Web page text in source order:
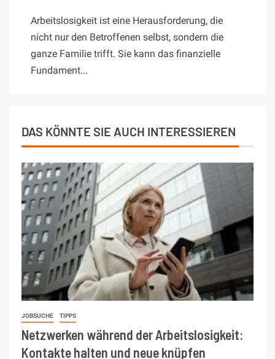
Arbeitslosigkeit ist eine Herausforderung, die
nicht nur den Betroffenen selbst, sondern die
ganze Familie trifft. Sie kann das finanzielle
Fundament...
DAS KÖNNTE SIE AUCH INTERESSIEREN
JOBSUCHE TIPPS
Netzwerken während der Arbeitslosigkeit:
Kontakte halten und neue knüpfen